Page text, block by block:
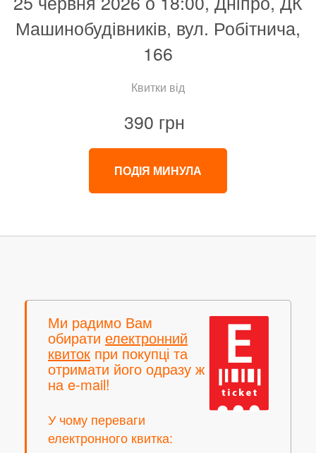
Машинобудівників, вул. Робітнича,
166
Квитки від
390 грн
ПОДІЯ МИНУЛА
Ми радимо Вам
обирати електронний
квиток при покупці та
отримати його одразу ж
на e-mail!
У чому переваги
електронного квитка: